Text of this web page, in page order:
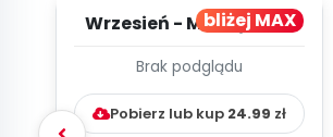
bliżej MAX
Wrzesień - MIESIĘCZNY
WYCHOWAWCZO –
DYDAKTYC...
Brak podglądu
Pobierz lub kup 24.99 zł